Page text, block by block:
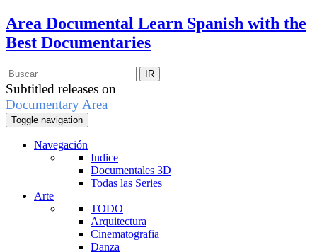
Area Documental Learn Spanish with the
Best Documentaries
Subtitled releases on
Documentary Area
Toggle navigation
Navegación
Indice
Documentales 3D
Todas las Series
Arte
TODO
Arquitectura
Cinematografia
Danza